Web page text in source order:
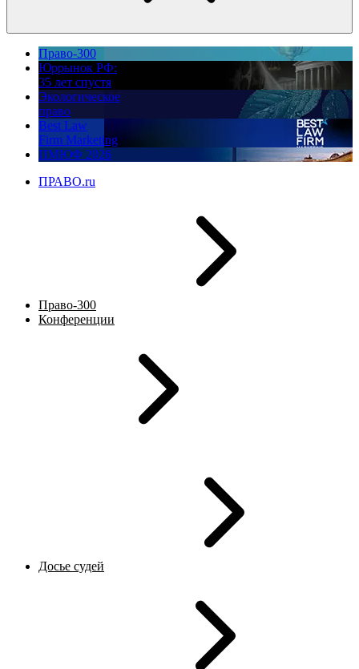
Право-300
Юррынок РФ:
35 лет спустя
Экологическое
право
Best Law
Firm Marketing
ПМЮФ 2026
ПРАВО.ru
Право-300
Конференции
Досье судей